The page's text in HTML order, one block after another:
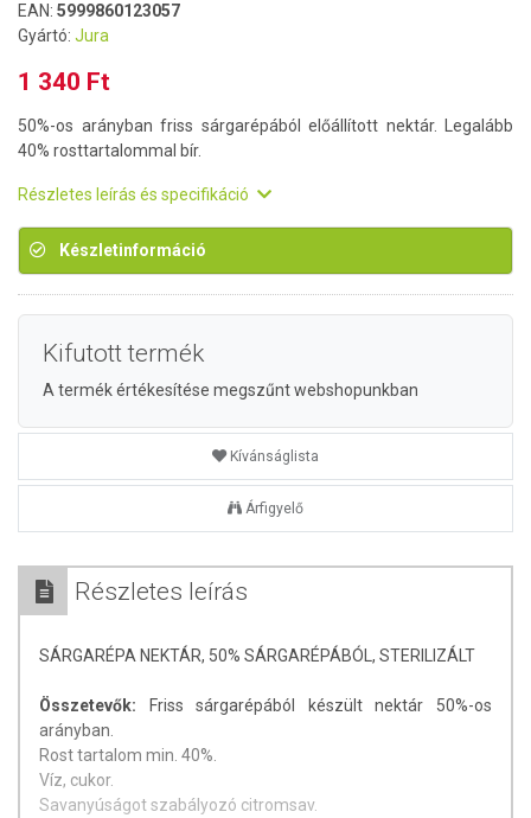
EAN: 5999860123057
Gyártó: Jura
1 340 Ft
50%-os arányban friss sárgarépából előállított nektár. Legalább
40% rosttartalommal bír.
Részletes leírás és specifikáció
Készletinformáció
Kifutott termék
A termék értékesítése megszűnt webshopunkban
Kívánságlista
Árfigyelő
Részletes leírás
SÁRGARÉPA NEKTÁR, 50% SÁRGARÉPÁBÓL, STERILIZÁLT
Összetevők: Friss sárgarépából készült nektár 50%-os
arányban.
Rost tartalom min. 40%.
Víz, cukor.
Savanyúságot szabályozó citromsav.